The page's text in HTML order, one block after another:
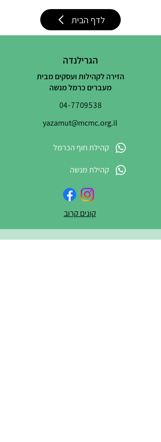
לדף הבית
הגרילנדה
הזירה לקהילות ועסקים מבית
מעברים כרמל מנשה
04-7709538
yazamut@mcmc.org.il
קהילת חוף הכרמל
קהילת מנשה
קונים קרוב